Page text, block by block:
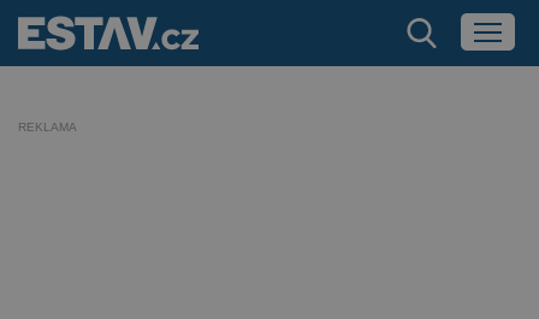
REKLAMA